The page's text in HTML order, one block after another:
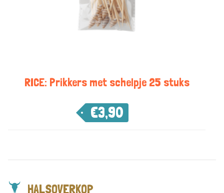
RICE: Prikkers met schelpje 25 stuks
€3,90
HALSOVERKOP